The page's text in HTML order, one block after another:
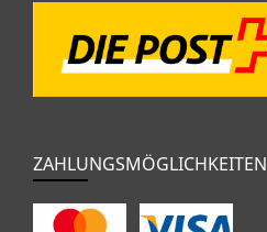
ZAHLUNGSMÖGLICHKEITEN